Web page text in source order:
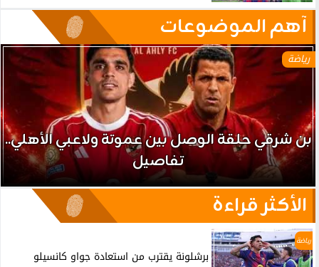
آهم الموضوعات
رياضة
بن شرقي حلقة الوصل بين عموتة ولاعبي الأهلي..
تفاصيل
الأكثر قراءة
رياضة
برشلونة يقترب من استعادة جواو كانسيلو